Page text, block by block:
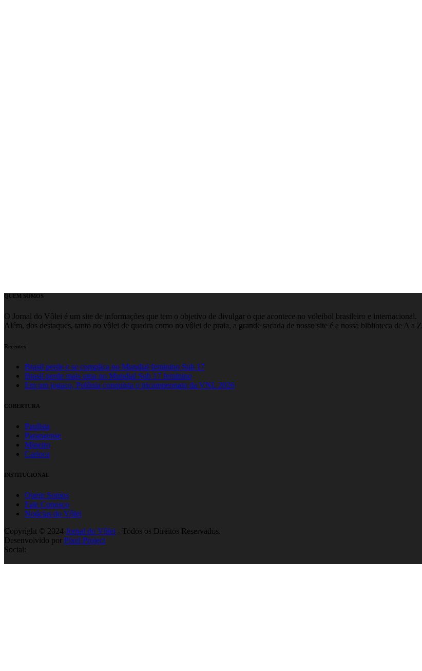
QUEM SOMOS
O Jornal do Vôlei é um site de informações que tem o objetivo de divulgar o que acontece no voleibol brasileiro e internacional.
Além, dos destaques, tanto no vôlei de quadra como no vôlei de praia, a grande sacada de nosso site é a nossa biblioteca de A a Z
Recentes
Brasil perde e se complica no Mundial feminino Sub 17
Brasil perde mais uma no Mundial Sub 17 feminino
Em um jogaço, Polônia conquista o tricampeonato da VNL 2026
COBERTURA
Paulista
Paranaense
Mineiro
Carioca
INSTITUCIONAL
Quem Somos
Fale Conosco
Notícias do Vôlei
Copyright © 2024 Jornal do Vôlei - Todos os Direitos Reservados.
Desenvolvido por Pixel Project
Social: